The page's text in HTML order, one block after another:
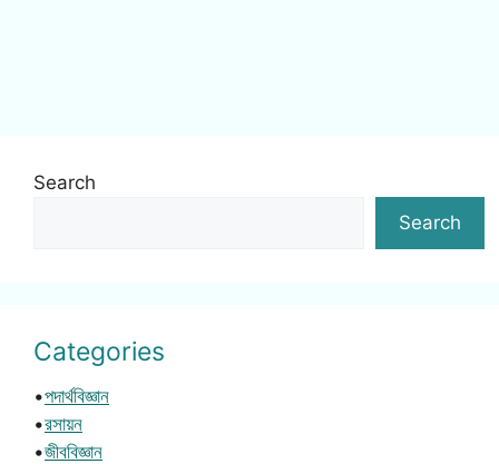
Search
Search
Categories
•পদার্থবিজ্ঞান
•রসায়ন
•জীববিজ্ঞান